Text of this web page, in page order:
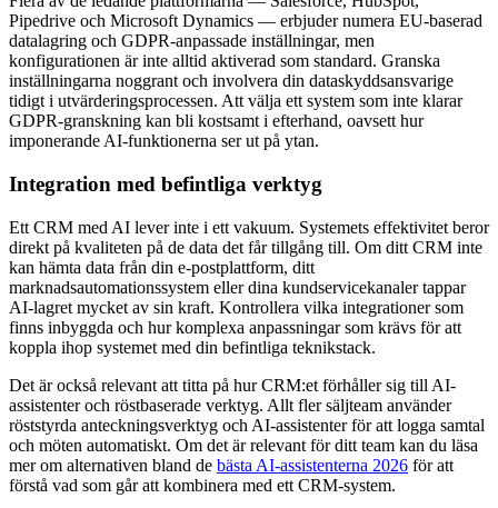
Pipedrive och Microsoft Dynamics — erbjuder numera EU-baserad
datalagring och GDPR-anpassade inställningar, men
konfigurationen är inte alltid aktiverad som standard. Granska
inställningarna noggrant och involvera din dataskyddsansvarige
tidigt i utvärderingsprocessen. Att välja ett system som inte klarar
GDPR-granskning kan bli kostsamt i efterhand, oavsett hur
imponerande AI-funktionerna ser ut på ytan.
Integration med befintliga verktyg
Ett CRM med AI lever inte i ett vakuum. Systemets effektivitet beror
direkt på kvaliteten på de data det får tillgång till. Om ditt CRM inte
kan hämta data från din e-postplattform, ditt
marknadsautomationssystem eller dina kundservicekanaler tappar
AI-lagret mycket av sin kraft. Kontrollera vilka integrationer som
finns inbyggda och hur komplexa anpassningar som krävs för att
koppla ihop systemet med din befintliga teknikstack.
Det är också relevant att titta på hur CRM:et förhåller sig till AI-
assistenter och röstbaserade verktyg. Allt fler säljteam använder
röststyrda anteckningsverktyg och AI-assistenter för att logga samtal
och möten automatiskt. Om det är relevant för ditt team kan du läsa
mer om alternativen bland de bästa AI-assistenterna 2026 för att
förstå vad som går att kombinera med ett CRM-system.